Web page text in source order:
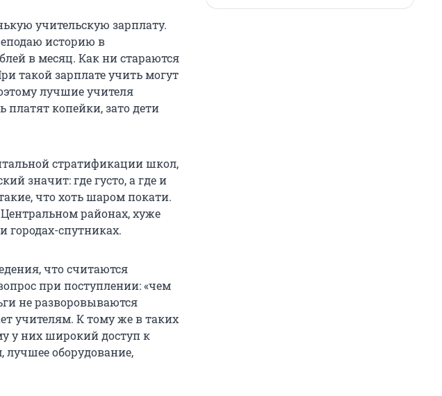
учительскую зарплату.
историю в
в месяц. Как ни стараются
такой зарплате учить могут
лучшие учителя
копейки, зато дети
стратификации школ,
значит: где густо, а где и
что хоть шаром покати.
районах, хуже
городах-спутниках.
что считаются
при поступлении: «чем
не разворовываются
учителям. К тому же в таких
у них широкий доступ к
оборудование,